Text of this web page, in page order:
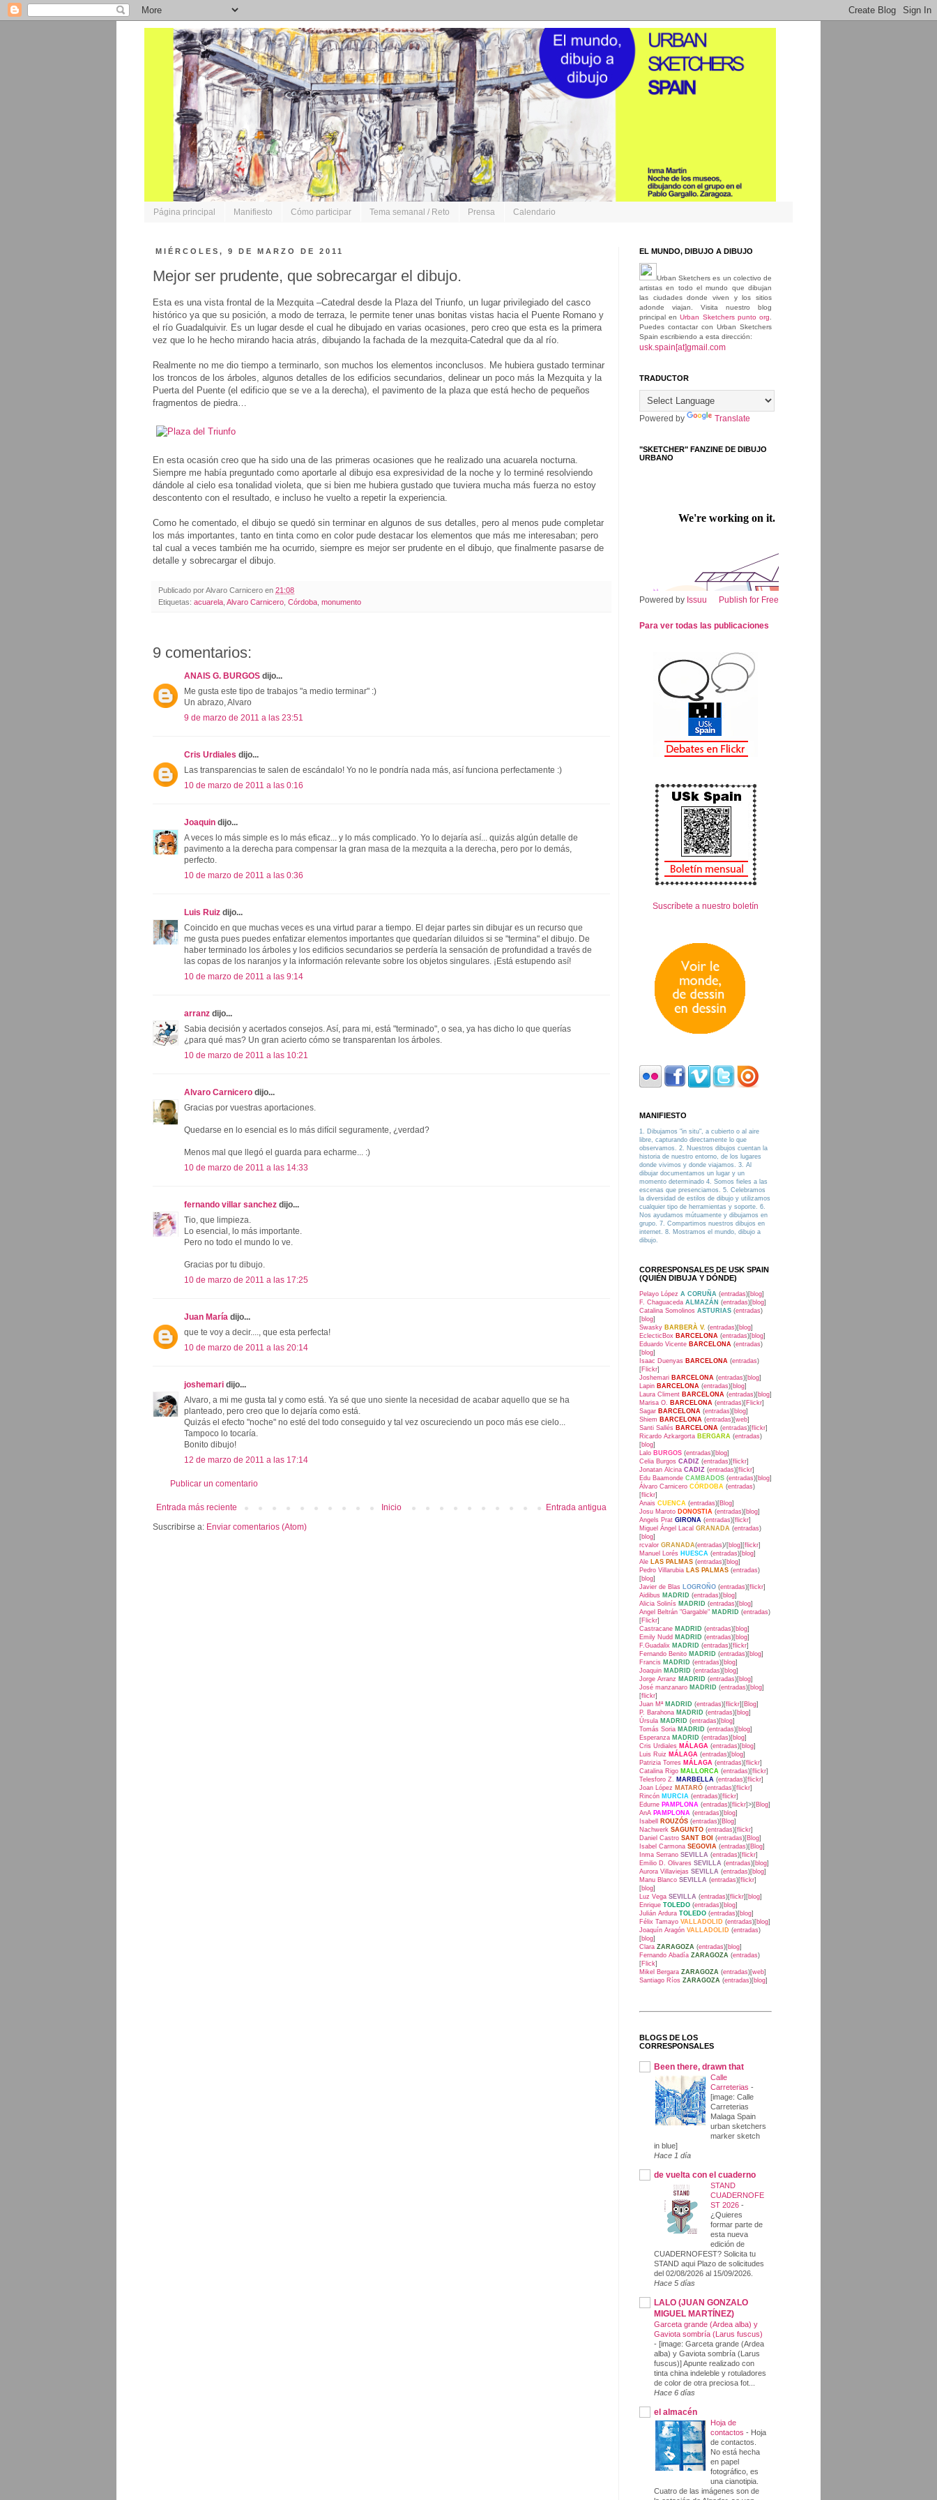
Página principal Manifiesto Cómo participar Tema semanal / Reto Prensa Calendario
MIÉRCOLES, 9 DE MARZO DE 2011
Mejor ser prudente, que sobrecargar el dibujo.
Esta es una vista frontal de la Mezquita –Catedral desde la Plaza del Triunfo, un lugar privilegiado del casco
histórico ya que su posición, a modo de terraza, le permite tener unas bonitas vistas hacia el Puente Romano y
el río Guadalquivir. Es un lugar desde el cual he dibujado en varias ocasiones, pero creo que esta es la primera
vez que lo he hecho mirando hacia atrás, dibujando la fachada de la mezquita-Catedral que da al río.
Realmente no me dio tiempo a terminarlo, son muchos los elementos inconclusos. Me hubiera gustado terminar
los troncos de los árboles, algunos detalles de los edificios secundarios, delinear un poco más la Mezquita y la
Puerta del Puente (el edificio que se ve a la derecha), el pavimento de la plaza que está hecho de pequeños
fragmentos de piedra…
En esta ocasión creo que ha sido una de las primeras ocasiones que he realizado una acuarela nocturna.
Siempre me había preguntado como aportarle al dibujo esa expresividad de la noche y lo terminé resolviendo
dándole al cielo esa tonalidad violeta, que si bien me hubiera gustado que tuviera mucha más fuerza no estoy
descontento con el resultado, e incluso he vuelto a repetir la experiencia.
Como he comentado, el dibujo se quedó sin terminar en algunos de sus detalles, pero al menos pude completar
los más importantes, tanto en tinta como en color pude destacar los elementos que más me interesaban; pero
tal cual a veces también me ha ocurrido, siempre es mejor ser prudente en el dibujo, que finalmente pasarse de
detalle y sobrecargar el dibujo.
Publicado porAlvaro Carnicero en 21:08
Etiquetas: acuarela Alvaro Carnicero Córdoba monumento
9 comentarios:
ANAIS G. BURGOS dijo...
Me gusta este tipo de trabajos "a medio terminar" :)
Un abrazo, Alvaro
9 de marzo de 2011 a las 23:51
Cris Urdiales dijo...
Las transparencias te salen de escándalo! Yo no le pondría nada más, así funciona perfectamente :)
10 de marzo de 2011 a las 0:16
Joaquin dijo...
A veces lo más simple es lo más eficaz... y lo más complicado. Yo lo dejaría así... quizás algún detalle de
pavimento a la derecha para compensar la gran masa de la mezquita a la derecha, pero por lo demás,
perfecto.
10 de marzo de 2011 a las 0:36
Luis Ruiz dijo...
Coincido en que muchas veces es una virtud parar a tiempo. El dejar partes sin dibujar es un recurso que
me gusta pues puedes enfatizar elementos importantes que quedarían diluidos si se "termina" el dibujo. De
haber terminado los árboles y los edificios secundarios se perdería la sensación de profundidad a través de
las copas de los naranjos y la información relevante sobre los objetos singulares. ¡Está estupendo así!
10 de marzo de 2011 a las 9:14
arranz dijo...
Sabia decisión y acertados consejos. Así, para mi, está "terminado", o sea, ya has dicho lo que querías
¿para qué mas? Un gran acierto cómo se transparentan los árboles.
10 de marzo de 2011 a las 10:21
Alvaro Carnicero dijo...
Gracias por vuestras aportaciones.
Quedarse en lo esencial es lo más difícil seguramente, ¿verdad?
Menos mal que llegó el guarda para echarme... :)
10 de marzo de 2011 a las 14:33
fernando villar sanchez dijo...
Tio, que limpieza.
Lo esencial, lo más importante.
Pero no todo el mundo lo ve.
Gracias por tu dibujo.
10 de marzo de 2011 a las 17:25
Juan María dijo...
que te voy a decir...., que esta perfecta!
10 de marzo de 2011 a las 20:14
joshemari dijo...
Alvaro, a mi me gusta tal y como está. Ya sé que uno siente la necesidad de acabar aquello que se ha
planteado, pero creo que lo dejaría como está.
Quizás el efecto "noche" no esté del todo conseguido y tal vez oscureciendo un poco más ese cielo...
Tampoco lo tocaría.
Bonito dibujo!
12 de marzo de 2011 a las 17:14
Publicar un comentario
Entrada más reciente Entrada antigua
Inicio
Suscribirse a: Enviar comentarios (Atom)
EL MUNDO, DIBUJO A DIBUJO
Urban Sketchers es un colectivo de
artistas en todo el mundo que dibujan
las ciudades donde viven y los sitios
adonde viajan. Visita nuestro blog
principal enUrban Sketchers punto org.
Puedes contactar con Urban Sketchers
Spain escribiendo a esta dirección:
usk.spain[at]gmail.com
TRADUCTOR
Powered by Translate
"SKETCHER" FANZINE DE DIBUJO
URBANO
Powered by Issuu Publish for Free
Para ver todas las publicaciones
Suscríbete a nuestro boletín
MANIFIESTO
1. Dibujamos "in situ", a cubierto o al aire
libre, capturando directamente lo que
observamos. 2. Nuestros dibujos cuentan la
historia de nuestro entorno, de los lugares
donde vivimos y donde viajamos. 3. Al
dibujar documentamos un lugar y un
momento determinado 4. Somos fieles a las
escenas que presenciamos. 5. Celebramos
la diversidad de estilos de dibujo y utilizamos
cualquier tipo de herramientas y soporte. 6.
Nos ayudamos mútuamente y dibujamos en
grupo. 7. Compartimos nuestros dibujos en
internet. 8. Mostramos el mundo, dibujo a
dibujo.
CORRESPONSALES DE USK SPAIN
(QUIÉN DIBUJA Y DÓNDE)
Pelayo López A CORUÑA (entradas)[blog]
F. Chaguaceda ALMAZÁN (entradas)[blog]
Catalina Somolinos ASTURIAS (entradas)
[blog]
Swasky BARBERÀ V. (entradas)[blog]
EclecticBox BARCELONA (entradas)[blog]
Eduardo Vicente BARCELONA (entradas)
[blog]
Isaac Duenyas BARCELONA (entradas)
[Flickr]
Joshemari BARCELONA (entradas)[blog]
Lapin BARCELONA (entradas)[blog]
Laura Climent BARCELONA (entradas)[blog]
Marisa O. BARCELONA (entradas)[Flickr]
Sagar BARCELONA (entradas)[blog]
Shiem BARCELONA (entradas)[web]
Santi Sallés BARCELONA (entradas)[flickr]
Ricardo Azkargorta BERGARA (entradas)
[blog]
Lalo BURGOS (entradas)[blog]
Celia Burgos CADIZ (entradas)[flickr]
Jonatan Alcina CADIZ (entradas)[flickr]
Edu Baamonde CAMBADOS (entradas)[blog]
Álvaro Carnicero CÓRDOBA (entradas)
[flickr]
Anais CUENCA (entradas)[Blog]
Josu Maroto DONOSTIA (entradas)[blog]
Angels Prat GIRONA (entradas)[flickr]
Miguel Ángel Lacal GRANADA (entradas)
[blog]
rcvalor GRANADA(entradas)/[blog][flickr]
Manuel Lorés HUESCA (entradas)[blog]
Ale LAS PALMAS (entradas)[blog]
Pedro Villarubia LAS PALMAS (entradas)
[blog]
Javier de Blas LOGROÑO (entradas)[flickr]
Aidibus MADRID (entradas)[blog]
Alicia Solinís MADRID (entradas)[blog]
Angel Beltrán "Gargable" MADRID (entradas)
[Flickr]
Castracane MADRID (entradas)[blog]
Emily Nudd MADRID (entradas)[blog]
F.Guadalix MADRID (entradas)[flickr]
Fernando Benito MADRID (entradas)[blog]
Francis MADRID (entradas)[blog]
Joaquin MADRID (entradas)[blog]
Jorge Arranz MADRID (entradas)[blog]
José manzanaro MADRID (entradas)[blog]
[flickr]
Juan Mª MADRID (entradas)[flickr][Blog]
P. Barahona MADRID (entradas)[blog]
Úrsula MADRID (entradas)[blog]
Tomás Soria MADRID (entradas)[blog]
Esperanza MADRID (entradas)[blog]
Cris Urdiales MÁLAGA (entradas)[blog]
Luis Ruiz MÁLAGA (entradas)[blog]
Patrizia Torres MÁLAGA (entradas)[flickr]
Catalina Rigo MALLORCA (entradas)[flickr]
Telesforo Z. MARBELLA (entradas)[flickr]
Joan López MATARÓ (entradas)[flickr]
Rincón MURCIA (entradas)[flickr]
Edurne PAMPLONA (entradas)[flickr]>)[Blog]
AnA PAMPLONA (entradas)[blog]
Isabell
ROUZÓS (entradas)[Blog]
Nachwerk SAGUNTO (entradas)[flickr]
Daniel Castro SANT BOI (entradas)[Blog]
Isabel Carmona SEGOVIA (entradas)[Blog]
Inma Serrano SEVILLA (entradas)[flickr]
Emilio D. Olivares SEVILLA (entradas)[blog]
Aurora Villaviejas SEVILLA (entradas)[blog]
Manu Blanco SEVILLA (entradas)[flickr]
[blog]
Luz Vega SEVILLA (entradas)[flickr][blog]
Enrique TOLEDO (entradas)[blog]
Julián Ardura TOLEDO (entradas)[blog]
Félix Tamayo VALLADOLID (entradas)[blog]
Joaquín Aragón VALLADOLID (entradas)
[blog]
Clara ZARAGOZA (entradas)[blog]
Fernando Abadía ZARAGOZA (entradas)
[Flick]
Mikel Bergara ZARAGOZA (entradas)[web]
Santiago Ríos ZARAGOZA (entradas)[blog]
BLOGS DE LOS
CORRESPONSALES
Been there, drawn that
Calle
Carreterias -
[image: Calle
Carreterias
Malaga Spain
urban sketchers
marker sketch
in blue]
Hace 1 día
de vuelta con el cuaderno
STAND
CUADERNOFE
ST 2026 -
¿Quieres
formar parte de
esta nueva
edición de
CUADERNOFEST? Solicita tu
STAND aqui Plazo de solicitudes
del 02/08/2026 al 15/09/2026.
Hace 5 días
LALO (JUAN GONZALO
MIGUEL MARTÍNEZ)
Garceta grande (Ardea alba) y
Gaviota sombría (Larus fuscus)
- [image: Garceta grande (Ardea
alba) y Gaviota sombría (Larus
fuscus)] Apunte realizado con
tinta china indeleble y rotuladores
de color de otra preciosa fot...
Hace 6 días
el almacén
Hoja de
contactos - Hoja
de contactos.
No está hecha
en papel
fotográfico, es
una cianotipia.
Cuatro de las imágenes son de